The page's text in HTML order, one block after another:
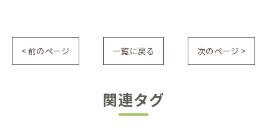
< 前のページ 一覧に戻る 次のページ >
関連タグ